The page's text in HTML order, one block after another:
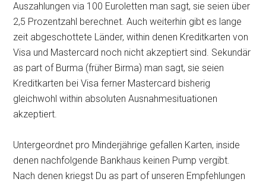
Auszahlungen via 100 Euroletten man sagt, sie seien über
2,5 Prozentzahl berechnet. Auch weiterhin gibt es lange
zeit abgeschottete Länder, within denen Kreditkarten von
Visa und Mastercard noch nicht akzeptiert sind. Sekundär
as part of Burma (früher Birma) man sagt, sie seien
Kreditkarten bei Visa ferner Mastercard bisherig
gleichwohl within absoluten Ausnahmesituationen
akzeptiert.
Untergeordnet pro Minderjährige gefallen Karten, inside
denen nachfolgende Bankhaus keinen Pump vergibt.
Nach denen kriegst Du as part of unseren Emp­feh­lungen